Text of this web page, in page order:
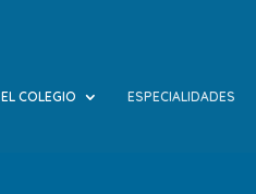
EL COLEGIO ESPECIALIDADES